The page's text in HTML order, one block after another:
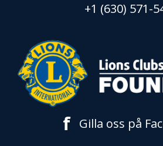
+1 (630) 571-
f Gilla oss på